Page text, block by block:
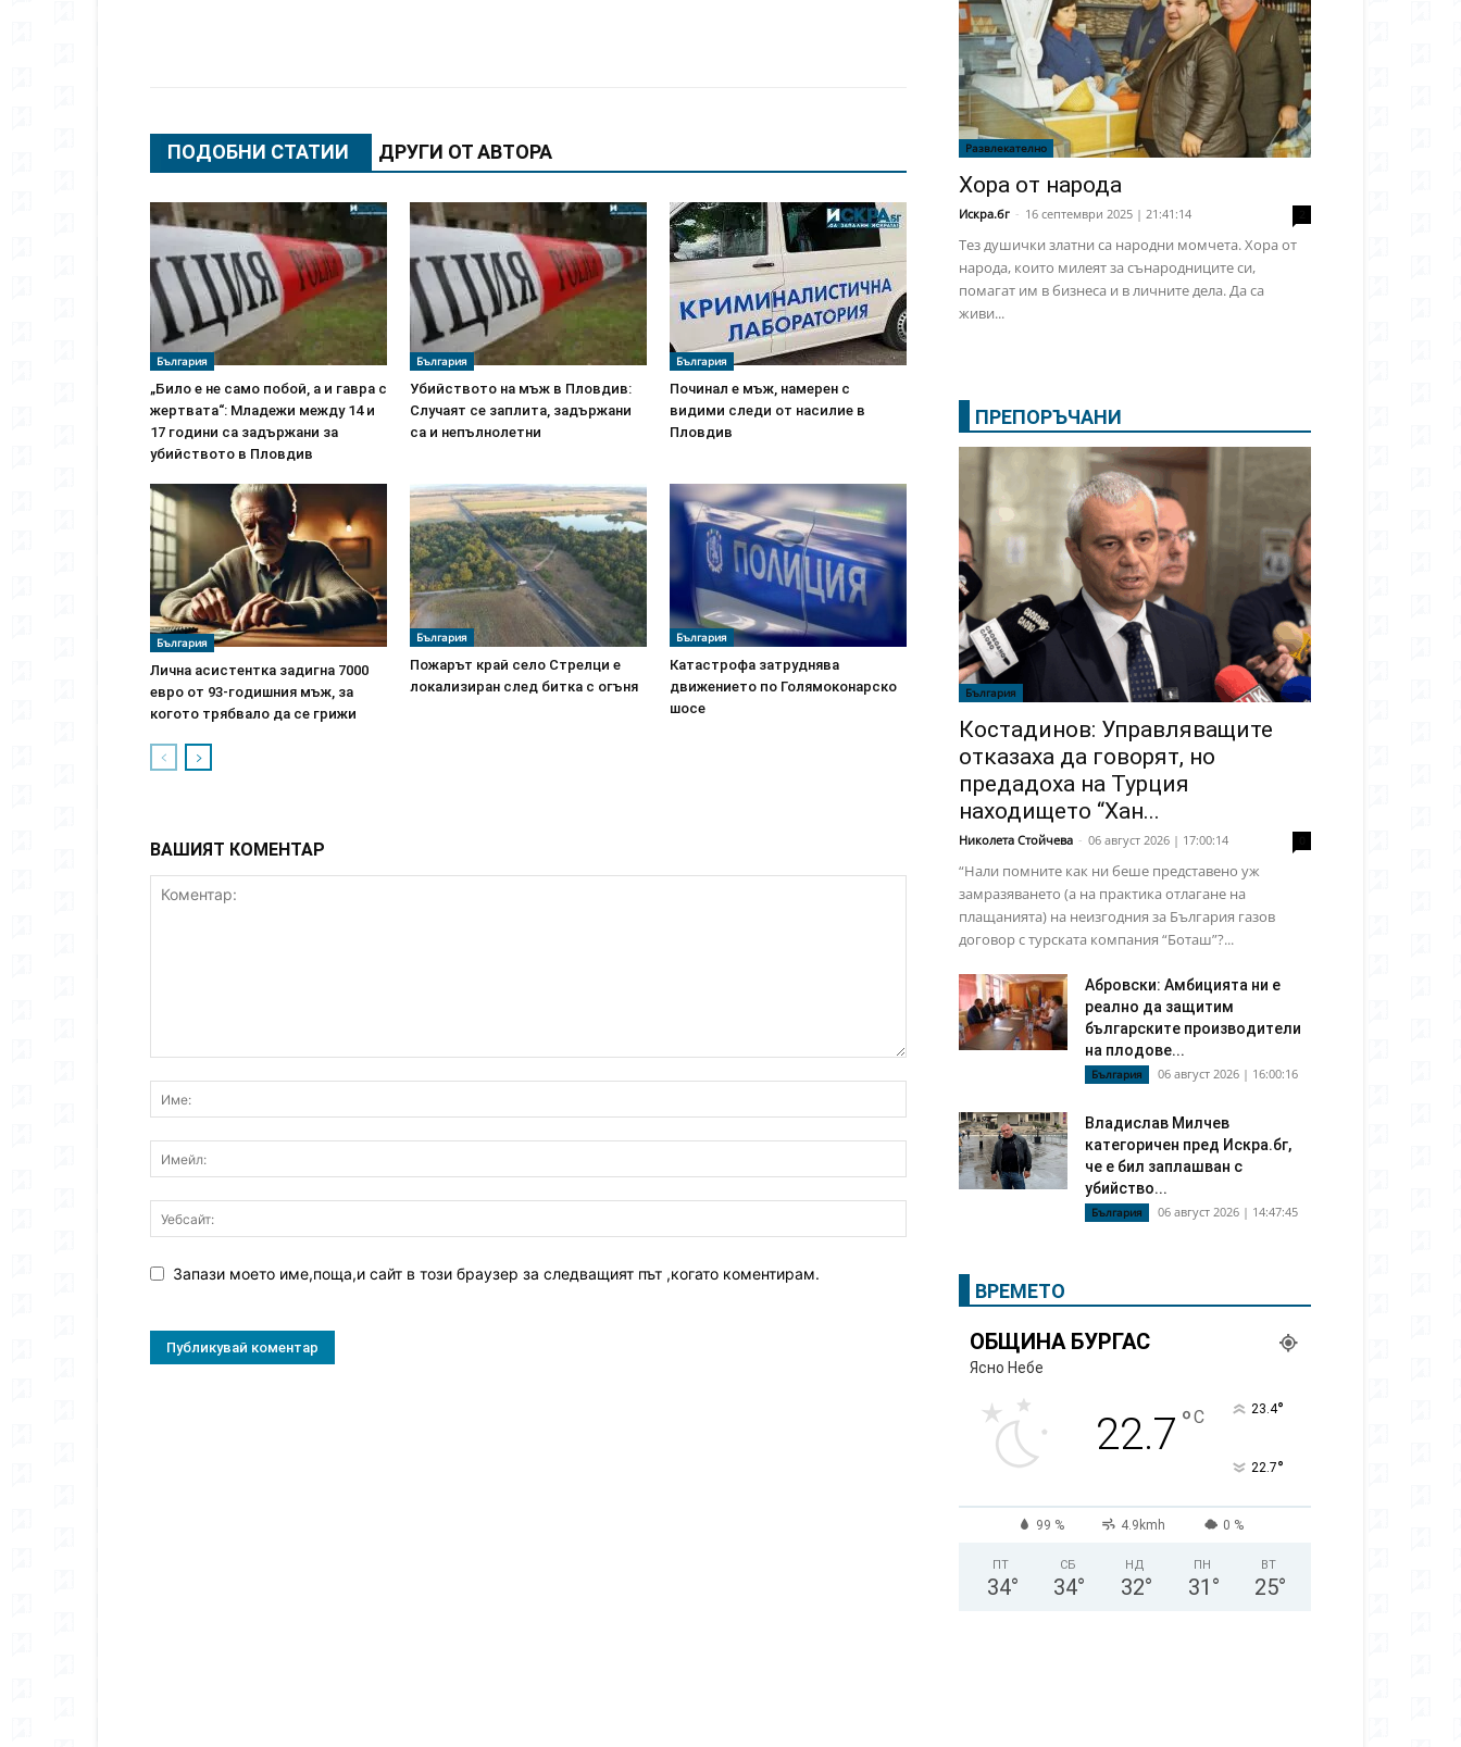
ПОДОБНИ СТАТИИ ДРУГИ ОТ АВТОРА
България
„Било е не само побой, а и гавра с
жертвата“: Младежи между 14 и
17 години са задържани за
убийството в Пловдив
България
Убийството на мъж в Пловдив:
Случаят се заплита, задържани
са и непълнолетни
България
Починал е мъж, намерен с
видими следи от насилие в
Пловдив
България
Лична асистентка задигна 7000
евро от 93-годишния мъж, за
когото трябвало да се грижи
България
Пожарът край село Стрелци е
локализиран след битка с огъня
България
Катастрофа затруднява
движението по Голямоконарско
шосе
ВАШИЯТ КОМЕНТАР
Запази моето име,поща,и сайт в този браузер за следващият път ,когато коментирам.
Развлекателно
Хора от народа
Искра.бг - 16 септември 2025 | 21:41:14
Тез душички златни са народни момчета. Хора от
народа, които милеят за сънародниците си,
помагат им в бизнеса и в личните дела. Да са
живи...
ПРЕПОРЪЧАНИ
България
Костадинов: Управляващите
отказаха да говорят, но
предадоха на Турция
находището “Хан...
Николета Стойчева - 06 август 2026 | 17:00:14
“Нали помните как ни беше представено уж
замразяването (а на практика отлагане на
плащанията) на неизгодния за България газов
договор с турската компания “Боташ”?...
Абровски: Амбицията ни е
реално да защитим
българските производители
на плодове...
България 06 август 2026 | 16:00:16
Владислав Милчев
категоричен пред Искра.бг,
че е бил заплашван с
убийство...
България 06 август 2026 | 14:47:45
ВРЕМЕТО
ОБЩИНА БУРГАС
Ясно Небе
22.7 °C 23.4°
22.7°
99 % 4.9kmh 0 %
ПТ
34°
СБ
34°
НД
32°
ПН
31 °
ВТ
25°